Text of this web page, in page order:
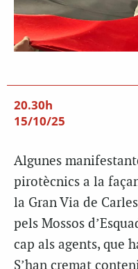
20.30h
15/10/25
Algunes
pirotècnics a la
la Gran Via de
pels Mossos
cap als agents, que
S’han cremat